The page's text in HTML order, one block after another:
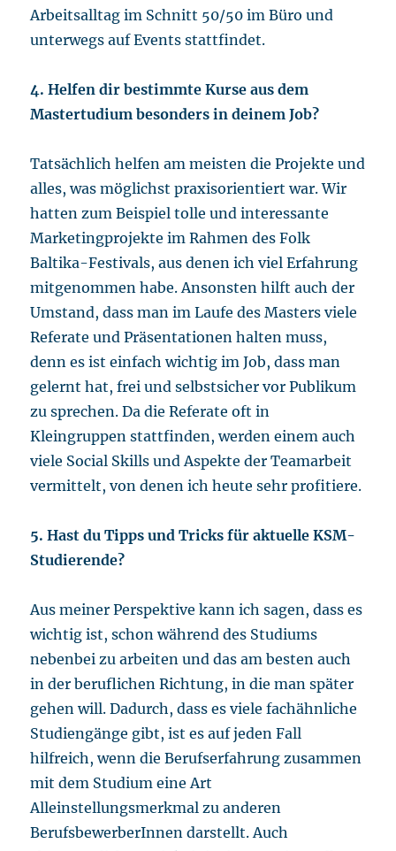
Arbeitsalltag im Schnitt 50/50 im Büro und
unterwegs auf Events stattfindet.
4. Helfen dir bestimmte Kurse aus dem
Mastertudium besonders in deinem Job?
Tatsächlich helfen am meisten die Projekte und
alles, was möglichst praxisorientiert war. Wir
hatten zum Beispiel tolle und interessante
Marketingprojekte im Rahmen des Folk
Baltika-Festivals, aus denen ich viel Erfahrung
mitgenommen habe. Ansonsten hilft auch der
Umstand, dass man im Laufe des Masters viele
Referate und Präsentationen halten muss,
denn es ist einfach wichtig im Job, dass man
gelernt hat, frei und selbstsicher vor Publikum
zu sprechen. Da die Referate oft in
Kleingruppen stattfinden, werden einem auch
viele Social Skills und Aspekte der Teamarbeit
vermittelt, von denen ich heute sehr profitiere.
5. Hast du Tipps und Tricks für aktuelle KSM-
Studierende?
Aus meiner Perspektive kann ich sagen, dass es
wichtig ist, schon während des Studiums
nebenbei zu arbeiten und das am besten auch
in der beruflichen Richtung, in die man später
gehen will. Dadurch, dass es viele fachähnliche
Studiengänge gibt, ist es auf jeden Fall
hilfreich, wenn die Berufserfahrung zusammen
mit dem Studium eine Art
Alleinstellungsmerkmal zu anderen
BerufsbewerberInnen darstellt. Auch